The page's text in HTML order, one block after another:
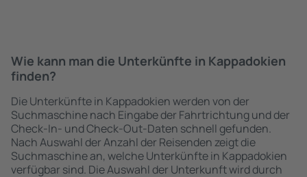
Wie kann man die Unterkünfte in Kappadokien
finden?
Die Unterkünfte in Kappadokien werden von der
Suchmaschine nach Eingabe der Fahrtrichtung und der
Check-In- und Check-Out-Daten schnell gefunden.
Nach Auswahl der Anzahl der Reisenden zeigt die
Suchmaschine an, welche Unterkünfte in Kappadokien
verfügbar sind. Die Auswahl der Unterkunft wird durch